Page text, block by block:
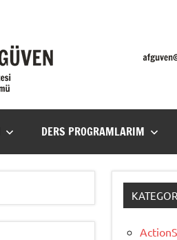
DERS PROGRAMLARIM